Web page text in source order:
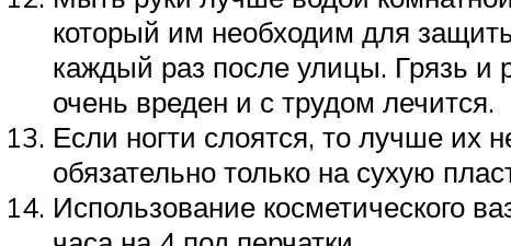
который им необходим для
каждый раз после улицы. Грязь и
очень вреден и с трудом лечится.
Если ногти слоятся, то лучше их
обязательно только на сухую
Использование косметического